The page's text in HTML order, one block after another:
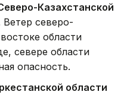
Казахстанской
северо-
области
севере области
опасность.
области